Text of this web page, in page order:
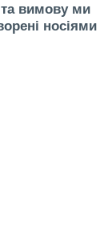
вимову ми
носіями